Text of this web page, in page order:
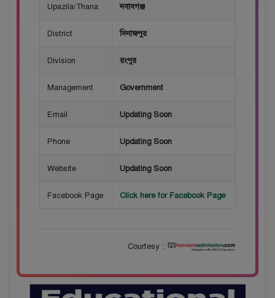
Upazila/Thana নবাবগঞ্জ
District দিনাজপুর
Division রংপুর
Management Government
Email Updating Soon
Phone Updating Soon
Website Updating Soon
Facebook Page Click here for Facebook Page
Courtesy :